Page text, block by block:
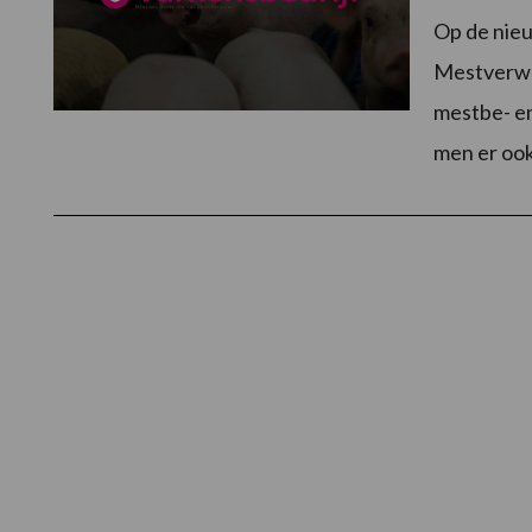
Op de
mestbe-
men er